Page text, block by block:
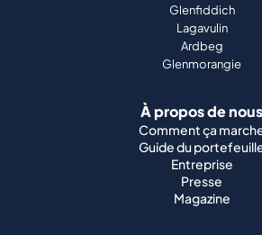
Glenfiddich
Lagavulin
Ardbeg
Glenmorangie
À propos de nous
Comment ça
Guide du
Entreprise
Presse
Magazine